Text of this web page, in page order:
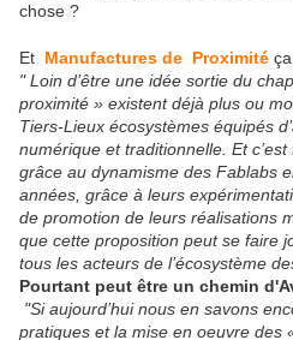
chose ?
Et Manufactures de Proximité
" Loin d’être une idée sortie du
proximité » existent déjà plus ou
Tiers-Lieux écosystèmes équipés
numérique et traditionnelle. Et
grâce au dynamisme des Fablabs
années, grâce à leurs
de promotion de leurs réalisations
que cette proposition peut se faire
tous les acteurs de l’écosystème
Pourtant peut être un chemin
"Si aujourd’hui nous en savons
pratiques et la mise en oeuvre des